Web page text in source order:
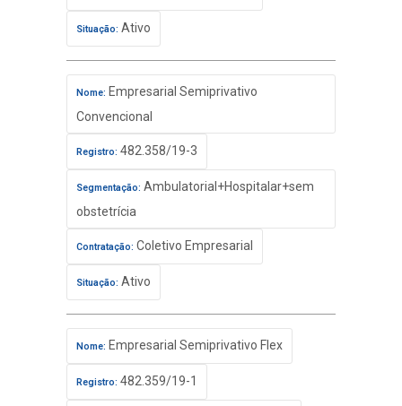
Situação: Ativo
Nome: Empresarial Semiprivativo
Convencional
Registro: 482.358/19-3
Segmentação: Ambulatorial+Hospitalar+sem
obstetrícia
Contratação: Coletivo Empresarial
Situação: Ativo
Nome: Empresarial Semiprivativo Flex
Registro: 482.359/19-1